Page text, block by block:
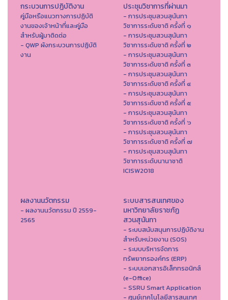
กระบวนการปฏิบัติงาน
คู่มือหรือแนวทางการปฏิบัติ
งานของเจ้าหน้าที่และคู่มือ
สำหรับผู้มาติดต่อ
- QWP ผังกระบวนการปฏิบัติ
งาน
ประชุมวิชาการที่ผ่านมา
- การประชุมสวนสุนันทา
วิชาการระดับชาติ ครั้งที่ ๑
- การประชุมสวนสุนันทา
วิชาการระดับชาติ ครั้งที่ ๒
- การประชุมสวนสุนันทา
วิชาการระดับชาติ ครั้งที่ ๓
- การประชุมสวนสุนันทา
วิชาการระดับชาติ ครั้งที่ ๔
- การประชุมสวนสุนันทา
วิชาการระดับชาติ ครั้งที่ ๕
- การประชุมสวนสุนันทา
วิชาการระดับชาติ ครั้งที่ ๖
- การประชุมสวนสุนันทา
วิชาการระดับชาติ ครั้งที่ ๗
- การประชุมสวนสุนันทา
วิชาการระดับนานาชาติ
ICISW2018
ผลงานนวัตกรรม
- ผลงานนวัตกรรม ปี 2559-
2565
ระบบสารสนเทศของ
มหาวิทยาลัยราชภัฏ
สวนสุนันทา
- ระบบสนับสนุนการปฏิบัติงาน
สำหรับหน่วยงาน (SOS)
- ระบบบริหารจัดการ
ทรัพยากรองค์กร (ERP)
- ระบบเอกสารอิเล็กทรอนิกส์
(e-Office)
- SSRU Smart Application
- ศูนย์เทคโนโลยีสารสนเทศ